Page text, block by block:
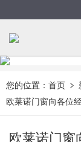
您的位置： 首页
欧莱诺门窗向各位
欧莱诺门窗